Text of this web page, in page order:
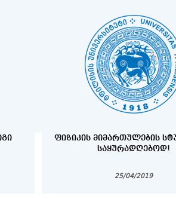
ᲤᲘᲖᲘᲙᲘᲡ ᲛᲘᲛᲐᲠᲗᲣᲚᲔᲑᲘᲡ
ᲡᲐᲧᲣᲠᲐᲓᲦᲔᲑᲝᲓ!
25/04/2019